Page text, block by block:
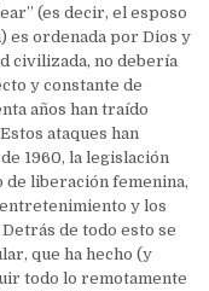
(es decir, el esposo
es ordenada por Dios y
civilizada, no debería
y constante de
años han traído
ataques han
1960, la legislación
liberación femenina,
y los
de todo esto se
que ha hecho (y
todo lo remotamente